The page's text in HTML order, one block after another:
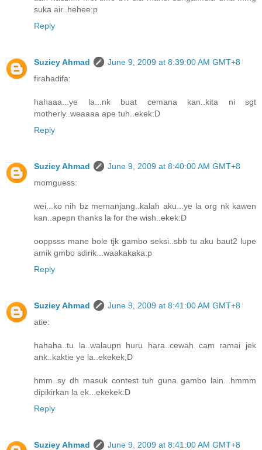
suka air..hehee:p
Reply
Suziey Ahmad
June 9, 2009 at 8:39:00 AM GMT+8
firahadifa:
hahaaa...ye la...nk buat cemana kan..kita ni sgt
motherly..weaaaa ape tuh..ekek:D
Reply
Suziey Ahmad
June 9, 2009 at 8:40:00 AM GMT+8
momguess:
wei...ko nih bz memanjang..kalah aku...ye la org nk kawen
kan..apepn thanks la for the wish..ekek:D
ooppsss mane bole tjk gambo seksi..sbb tu aku baut2 lupe
amik gmbo sdirik...waakakaka:p
Reply
Suziey Ahmad
June 9, 2009 at 8:41:00 AM GMT+8
atie:
hahaha..tu la..walaupn huru hara..cewah cam ramai jek
ank..kaktie ye la..ekekek;D
hmm..sy dh masuk contest tuh guna gambo lain...hmmm
dipikirkan la ek...ekekek:D
Reply
Suziey Ahmad June 9, 2009 at 8:41:00 AM GMT+8